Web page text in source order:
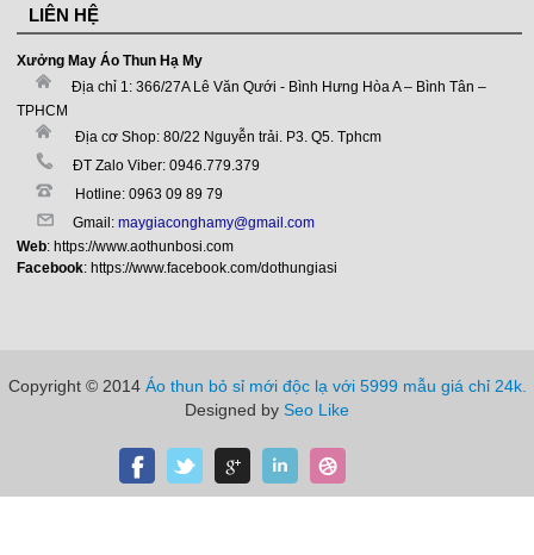
LIÊN HỆ
Xưởng May Áo Thun Hạ My
Địa chỉ 1: 366/27A Lê Văn Qưới - Bình Hưng Hòa A – Bình Tân –
TPHCM
Địa cơ Shop: 80/22 Nguyễn trải. P3. Q5. Tphcm
ĐT Zalo Viber: 0946.779.379
Hotline: 0963 09 89 79
Gmail: maygiaconghamy@gmail.com
Web: https://www.aothunbosi.com
Facebook: https://www.facebook.com/dothungiasi
Copyright © 2014 Áo thun bỏ sỉ mới độc lạ với 5999 mẫu giá chỉ 24k.
Designed by Seo Like